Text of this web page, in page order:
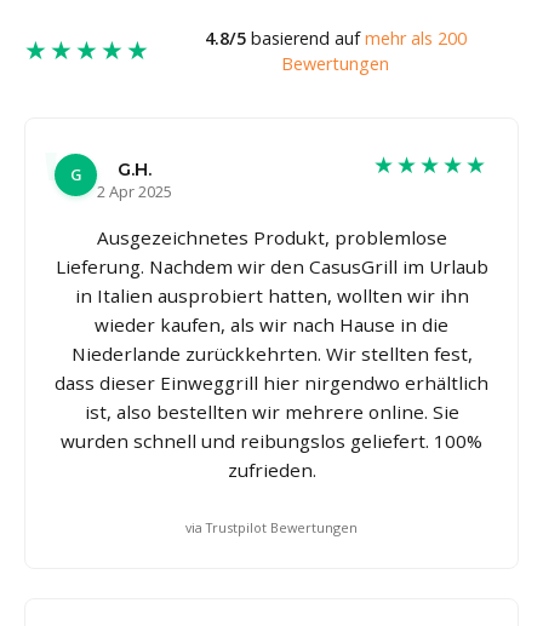
★★★★★ 4.8/5basierend aufmehr als 200
Bewertungen
G
G.H.
2 Apr 2025
★★★★★
Ausgezeichnetes Produkt, problemlose
Lieferung. Nachdem wir den CasusGrill im Urlaub
in Italien ausprobiert hatten, wollten wir ihn
wieder kaufen, als wir nach Hause in die
Niederlande zurückkehrten. Wir stellten fest,
dass dieser Einweggrill hier nirgendwo erhältlich
ist, also bestellten wir mehrere online. Sie
wurden schnell und reibungslos geliefert. 100%
zufrieden.
via Trustpilot Bewertungen